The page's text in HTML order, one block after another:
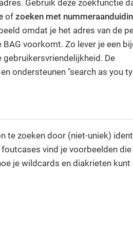
Gebruik deze zoekfunctie
of zoeken met
omdat je het adres van de
voorkomt. Zo lever je een
De
ondersteunen "search as you
te zoeken door (niet-uniek)
vind je voorbeelden
je wildcards en diakrieten kunt